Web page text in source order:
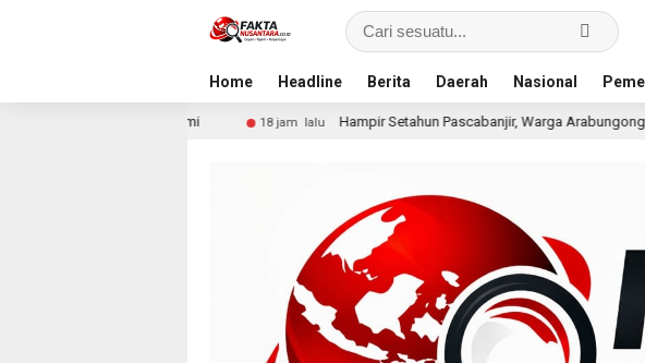
Home Headline Berita Daerah Nasional
18 jam lalu Hampir Setahun Pascabanjir, Warga Arabungong Masih Menunggu